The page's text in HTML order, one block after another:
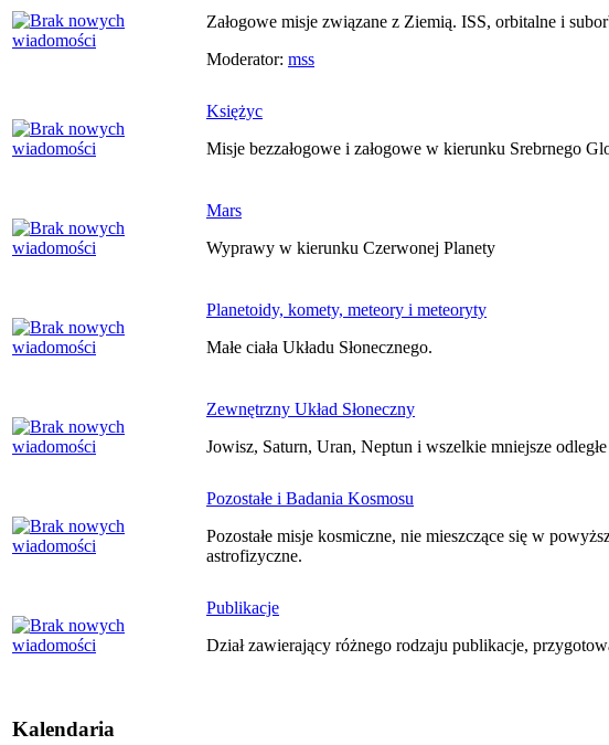
Załogowe misje związane z Ziemią. ISS, orbitalne i
Moderator: mss
Księżyc
Misje bezzałogowe i załogowe w kierunku Srebrnego
Mars
Wyprawy w kierunku Czerwonej Planety
Planetoidy, komety, meteory i meteoryty
Małe ciała Układu Słonecznego.
Zewnętrzny Układ Słoneczny
Jowisz, Saturn, Uran, Neptun i wszelkie mniejsze
Pozostałe i Badania Kosmosu
Pozostałe misje kosmiczne, nie mieszczące się w
astrofizyczne.
Publikacje
Dział zawierający różnego rodzaju publikacje,
Kalendaria